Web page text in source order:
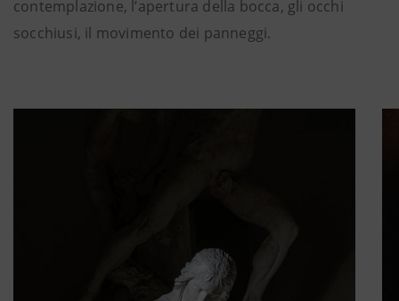
contemplazione, l’apertura della bocca, gli occhi
socchiusi, il movimento dei panneggi.